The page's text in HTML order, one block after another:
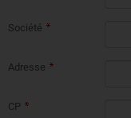
Société
Adresse
CP